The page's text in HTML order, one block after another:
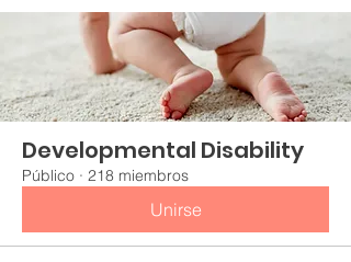
Developmental Disability
Público · 218 miembros
Unirse